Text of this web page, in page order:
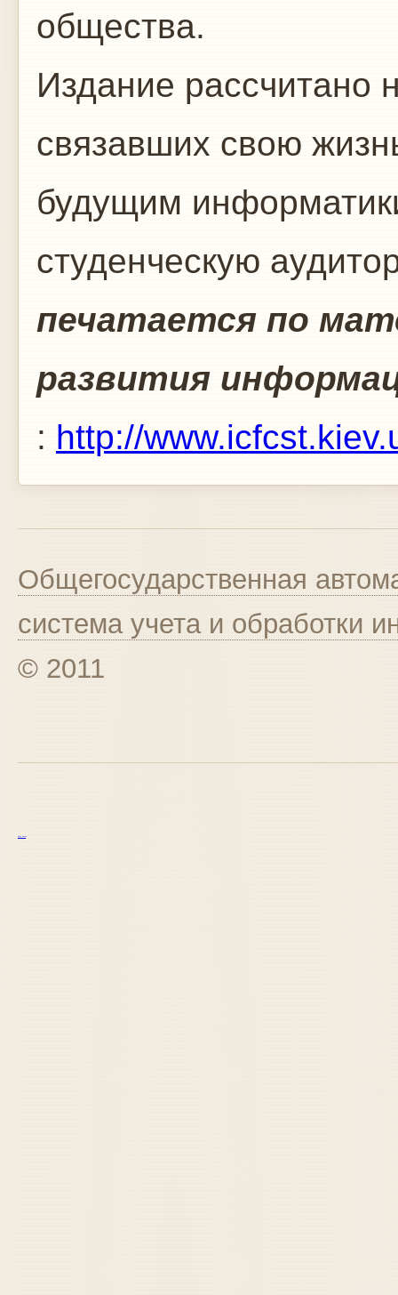
общества.
Издание рассчитано
связавших свою
будущим
студенческую
печатается по
развития
: http://
Общегосударственная
система учета и обработки
© 2011
курс excel